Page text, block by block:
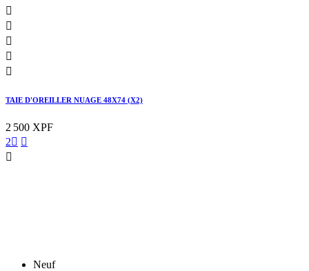





TAIE D'OREILLER NUAGE 48X74 (X2)
2 500 XPF
2 

Neuf